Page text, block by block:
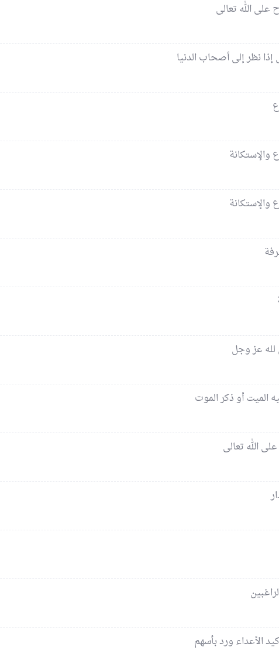
على الله تعالى
نظر إلى أصحاب الدنيا
والإستكانة
والإستكانة
لله عز وجل
الميت أو ذكر الموت
الله تعالى
الأعداء ورد بأسهم